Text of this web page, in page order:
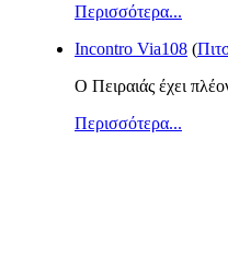
Περισσότερα...
Incontro Via108 (
Ο Πειραιάς έχει
Περισσότερα...